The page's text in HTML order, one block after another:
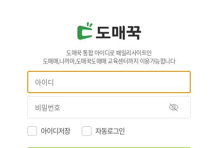
도매꾹 통합 아이디로 패밀리사이트인
도매매,나까마,도매꾹도매매 교육센터까지 이용가능합니다
아이디저장 자동로그인